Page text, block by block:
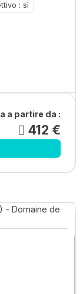
: sì
a partire da :
412 €